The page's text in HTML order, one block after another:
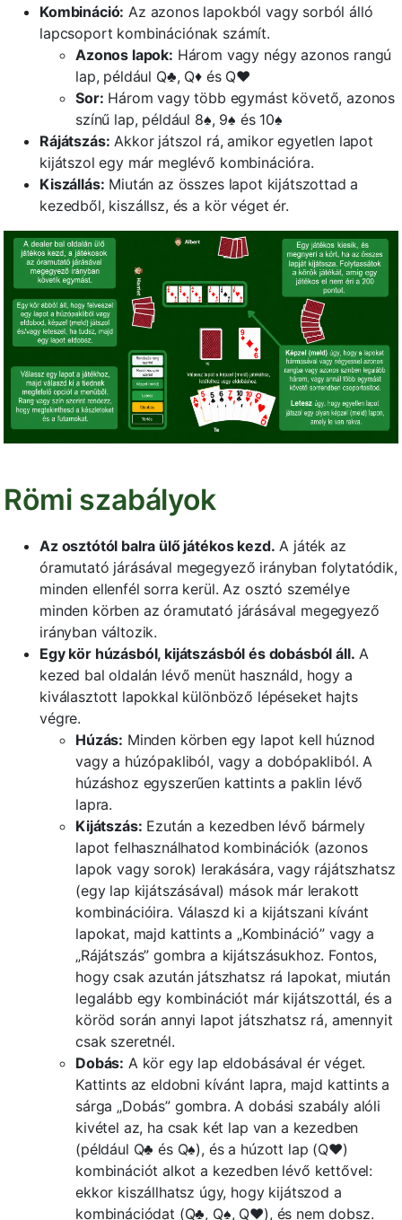
Kombináció: Az azonos lapokból vagy sorból álló
lapcsoport kombinációnak számít.
Azonos lapok: Három vagy négy azonos rangú
lap, például Q♣, Q♦ és Q♥
Sor: Három vagy több egymást követő, azonos
színű lap, például 8♠, 9♠ és 10♠
Rájátszás: Akkor játszol rá, amikor egyetlen lapot
kijátszol egy már meglévő kombinációra.
Kiszállás: Miután az összes lapot kijátszottad a
kezedből, kiszállsz, és a kör véget ér.
Römi szabályok
Az osztótól balra ülő játékos kezd. A játék az
óramutató járásával megegyező irányban folytatódik,
minden ellenfél sorra kerül. Az osztó személye
minden körben az óramutató járásával megegyező
irányban változik.
Egy kör húzásból, kijátszásból és dobásból áll. A
kezed bal oldalán lévő menüt használd, hogy a
kiválasztott lapokkal különböző lépéseket hajts
végre.
Húzás: Minden körben egy lapot kell húznod
vagy a húzópakliból, vagy a dobópakliból. A
húzáshoz egyszerűen kattints a paklin lévő
lapra.
Kijátszás: Ezután a kezedben lévő bármely
lapot felhasználhatod kombinációk (azonos
lapok vagy sorok) lerakására, vagy rájátszhatsz
(egy lap kijátszásával) mások már lerakott
kombinációira. Válaszd ki a kijátszani kívánt
lapokat, majd kattints a „Kombináció” vagy a
„Rájátszás” gombra a kijátszásukhoz. Fontos,
hogy csak azután játszhatsz rá lapokat, miután
legalább egy kombinációt már kijátszottál, és a
köröd során annyi lapot játszhatsz rá, amennyit
csak szeretnél.
Dobás: A kör egy lap eldobásával ér véget.
Kattints az eldobni kívánt lapra, majd kattints a
sárga „Dobás” gombra. A dobási szabály alóli
kivétel az, ha csak két lap van a kezedben
(például Q♣ és Q♠), és a húzott lap (Q♥)
kombinációt alkot a kezedben lévő kettővel:
ekkor kiszállhatsz úgy, hogy kijátszod a
kombinációdat (Q♣, Q♠, Q♥), és nem dobsz.